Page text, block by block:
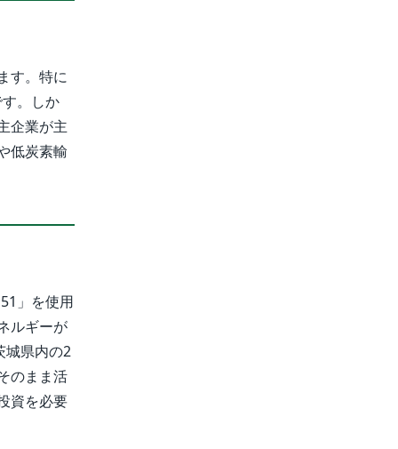
す。特に
。しか
企業が主
低炭素輸
」を使用
ルギーが
城県内の2
のまま活
資を必要